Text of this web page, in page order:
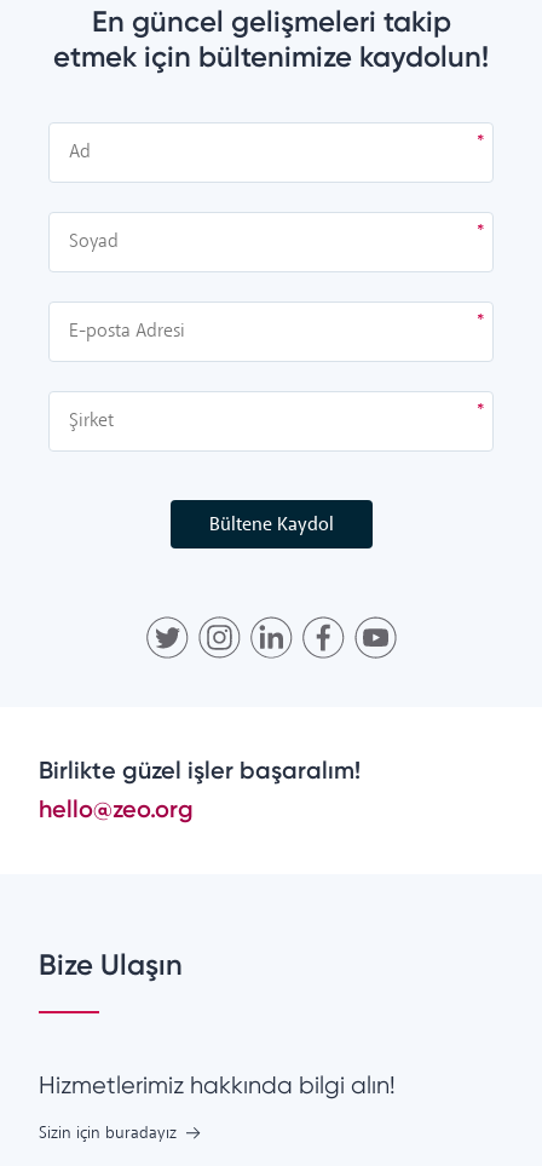
En güncel gelişmeleri takip
etmek için bültenimize kaydolun!
Bültene Kaydol
Birlikte güzel işler başaralım!
hello@zeo.org
Bize Ulaşın
Hizmetlerimiz hakkında bilgi alın!
Sizin için buradayız